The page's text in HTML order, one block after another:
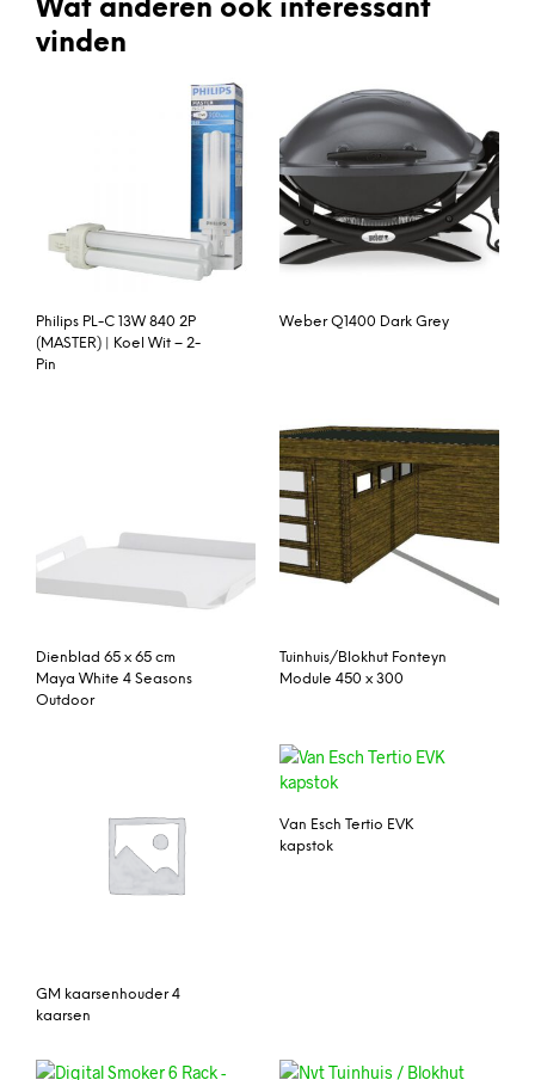
Wat anderen ook interessant
vinden
Philips PL-C 13W 840 2P
(MASTER) | Koel Wit – 2-
Pin
Weber Q1400 Dark Grey
Dienblad 65 x 65 cm
Maya White 4 Seasons
Outdoor
Tuinhuis/Blokhut Fonteyn
Module 450 x 300
GM kaarsenhouder 4
kaarsen
Van Esch Tertio EVK
kapstok